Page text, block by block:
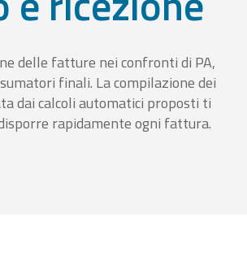
delle fatture nei confronti di PA,
finali. La compilazione dei
dai calcoli automatici proposti ti
rapidamente ogni fattura.